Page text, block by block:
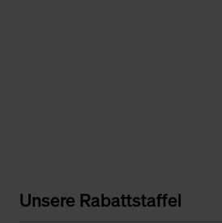
Unsere Rabattstaffel